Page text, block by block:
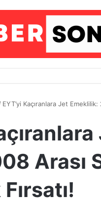
EYT’yi Kaçıranlara Jet
Arası